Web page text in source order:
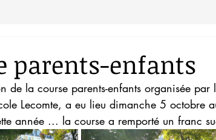
parents-enfants
de la course parents-enfants organisée par
Lecomte, a eu lieu dimanche 5 octobre
année ... la course a remporté un franc